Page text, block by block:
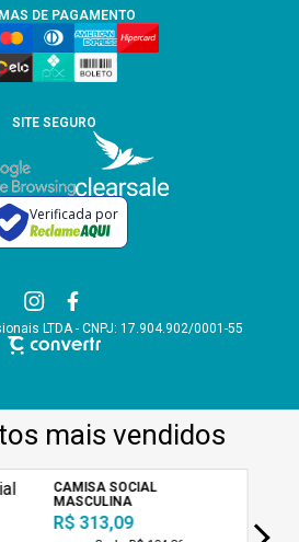
SITE SEGURO
Verificada por
DE PAGAMENTO
LTDA - CNPJ: 17.904.902/0001-55